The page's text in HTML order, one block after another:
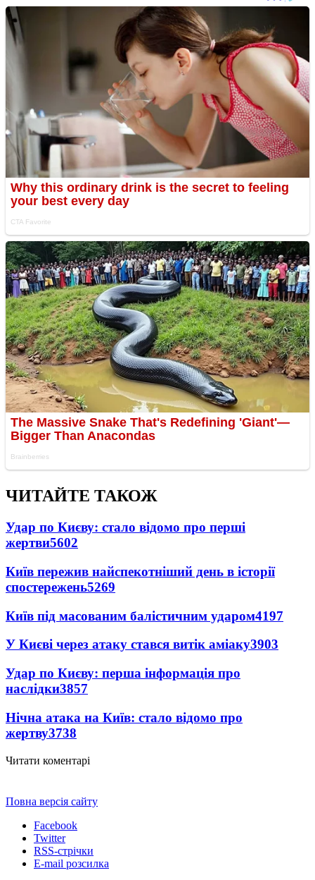
ЧИТАЙТЕ ТАКОЖ
Удар по Києву: стало відомо про перші
жертви5602
Київ пережив найспекотніший день в історії
спостережень5269
Київ під масованим балістичним ударом4197
У Києві через атаку стався витік аміаку3903
Удар по Києву: перша інформація про
наслідки3857
Нічна атака на Київ: стало відомо про
жертву3738
Читати коментарі
Повна версія сайту
Facebook
Twitter
RSS-стрічки
E-mail розсилка